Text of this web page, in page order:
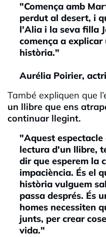
"Comença amb
perdut al desert, i
l'Alia i la seva filla
comença a
història."
Aurélia Poirier,
També expliquen que
un llibre que ens
continuar llegint.
"Aquest
lectura d'un llibre,
dir que esperem la
impaciència. És el
història vulguem
passa després. És
homes necessiten
junts, per crear
vida."